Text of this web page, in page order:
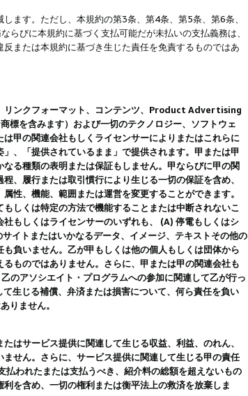
ます。ただし、本規約の第3条、第4条、第5条、第6条、
びに本規約に基づく支払可能だが未払いの支払義務は、
または本規約に基づき生じた責任を免責するものではあ
リンクフォーマット、コンテンツ、Product Advertising
標を含みます）および一切のテクノロジー、ソフトウェ
甲の関連会社もしくライセンサーによりまたはこれらに
、「提供されているまま」で提供されます。甲または甲
る種類の表明または保証もしません。甲ならびに甲の関
、履行または取引慣行により生じる一切の保証を含め、
性、機能、範囲または運営を変更することができます。
しくは特定の方法で機能することまたは中断されないこ
もしくはライセンサーのいずれも、 (A) 停電もしくはシ
イトまたはいかなるデータ、イメージ、テキストその他の
負いません。乙が甲もしくは他の個人もしくは団体から
ものではありません。さらに、甲または甲の関連会社も
のアソシエイト・プログラムへの参加に関連して乙が行っ
生じる補償、弁済または損害について、何ら責任を負い
りません。
はサービス提供に関連して生じる収益、利益、のれん、
せん。さらに、サービス提供に関連して生じる甲の責任
われたまたは支払うべき、紹介料の総額を超えないもの
を含め、一切の権利または衡平法上の救済を放棄しま